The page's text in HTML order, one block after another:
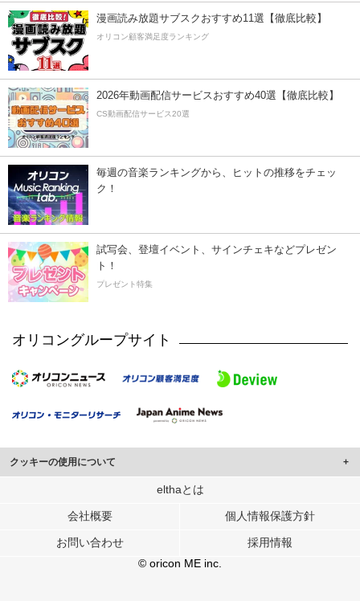
漫画読み放題サブスクおすすめ11選【徹底比較】
オリコン顧客満足度ランキング
2026年動画配信サービスおすすめ40選【徹底比較】
CS動画配信サービス20選
毎週の音楽ランキングから、ヒットの推移をチェッ
ク！
試写会、登壇イベント、サインチェキなどプレゼン
ト！
プレゼント特集
オリコングループサイト
クッキーの使用について
このサイトでは Cookie を使用して、ユーザーに合わせたコンテンツや広告の
行っています。
メディアや広告配信、データ解析の各パートナーに提供しています。
各パートナーは、この情報とユーザーが各パートナーに提供した他の情報や、
ユーザーが各パートナーのサービスを使用したときに収集した他の情報を組み
elthaとは
会社概要 個人情報保護方針
お問い合わせ
採用情報
© oricon ME inc.